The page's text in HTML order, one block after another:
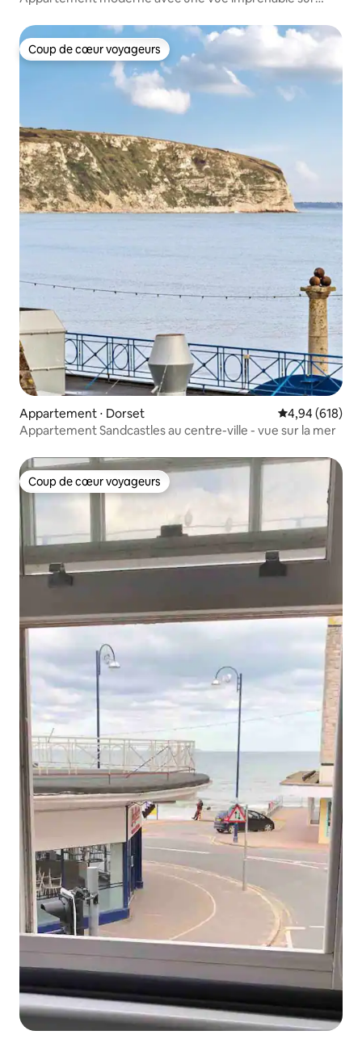
Coup de cœur voyageurs
Coup de cœur voyageurs
Appartement ⋅ Dorset Évaluation
4,94 (618)
Appartement Sandcastles au centre-ville - vue sur la mer
Coup de cœur voyageurs
Coup de cœur voyageurs